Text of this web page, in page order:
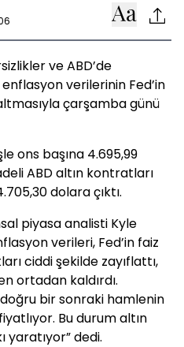
ve ABD’de
verilerinin Fed’in
çarşamba günü
ons başına 4.695,99
ABD altın kontratları
dolara çıktı.
piyasa analisti Kyle
verileri, Fed’in faiz
ciddi şekilde zayıflattı,
ortadan kaldırdı.
bir sonraki hamlenin
Bu durum altın
yaratıyor” dedi.